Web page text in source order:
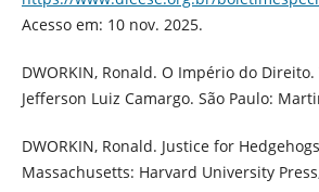
Acesso em: 10 nov. 2025.
DWORKIN, Ronald. O Império do
Jefferson Luiz Camargo. São Paulo:
DWORKIN, Ronald. Justice for
Massachusetts: Harvard University